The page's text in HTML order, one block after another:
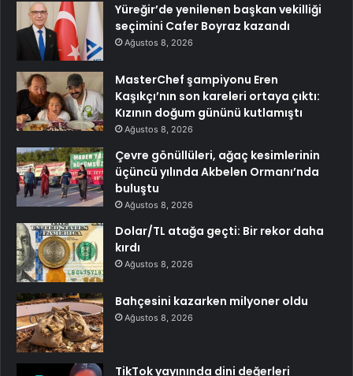
Yüreğir’de yenilenen başkan vekilliği
seçimini Cafer Boyraz kazandı
Ağustos 8, 2026
MasterChef şampiyonu Eren
Kaşıkçı’nın son kareleri ortaya çıktı:
Kızının doğum gününü kutlamıştı
Ağustos 8, 2026
Çevre gönüllüleri, ağaç kesimlerinin
üçüncü yılında Akbelen Ormanı’nda
buluştu
Ağustos 8, 2026
Dolar/TL atağa geçti: Bir rekor daha
kırdı
Ağustos 8, 2026
Bahçesini kazarken milyoner oldu
Ağustos 8, 2026
TikTok yayınında dini değerleri